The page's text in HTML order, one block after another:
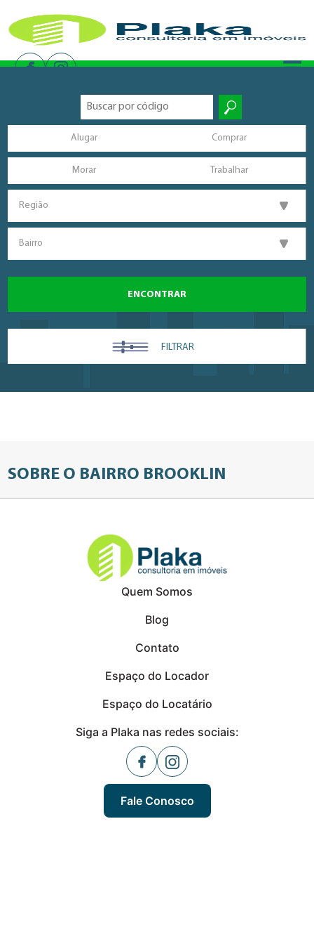
Alugar Comprar
Morar Trabalhar
Região
Bairro
ENCONTRAR
FILTRAR
SOBRE O BAIRRO BROOKLIN
Quem Somos
Blog
Contato
Espaço do Locador
Espaço do Locatário
Siga a Plaka nas redes sociais:
Fale Conosco